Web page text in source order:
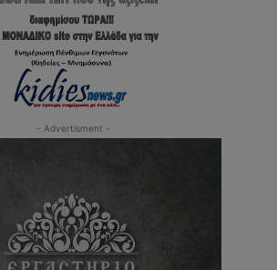
- Advertisment -